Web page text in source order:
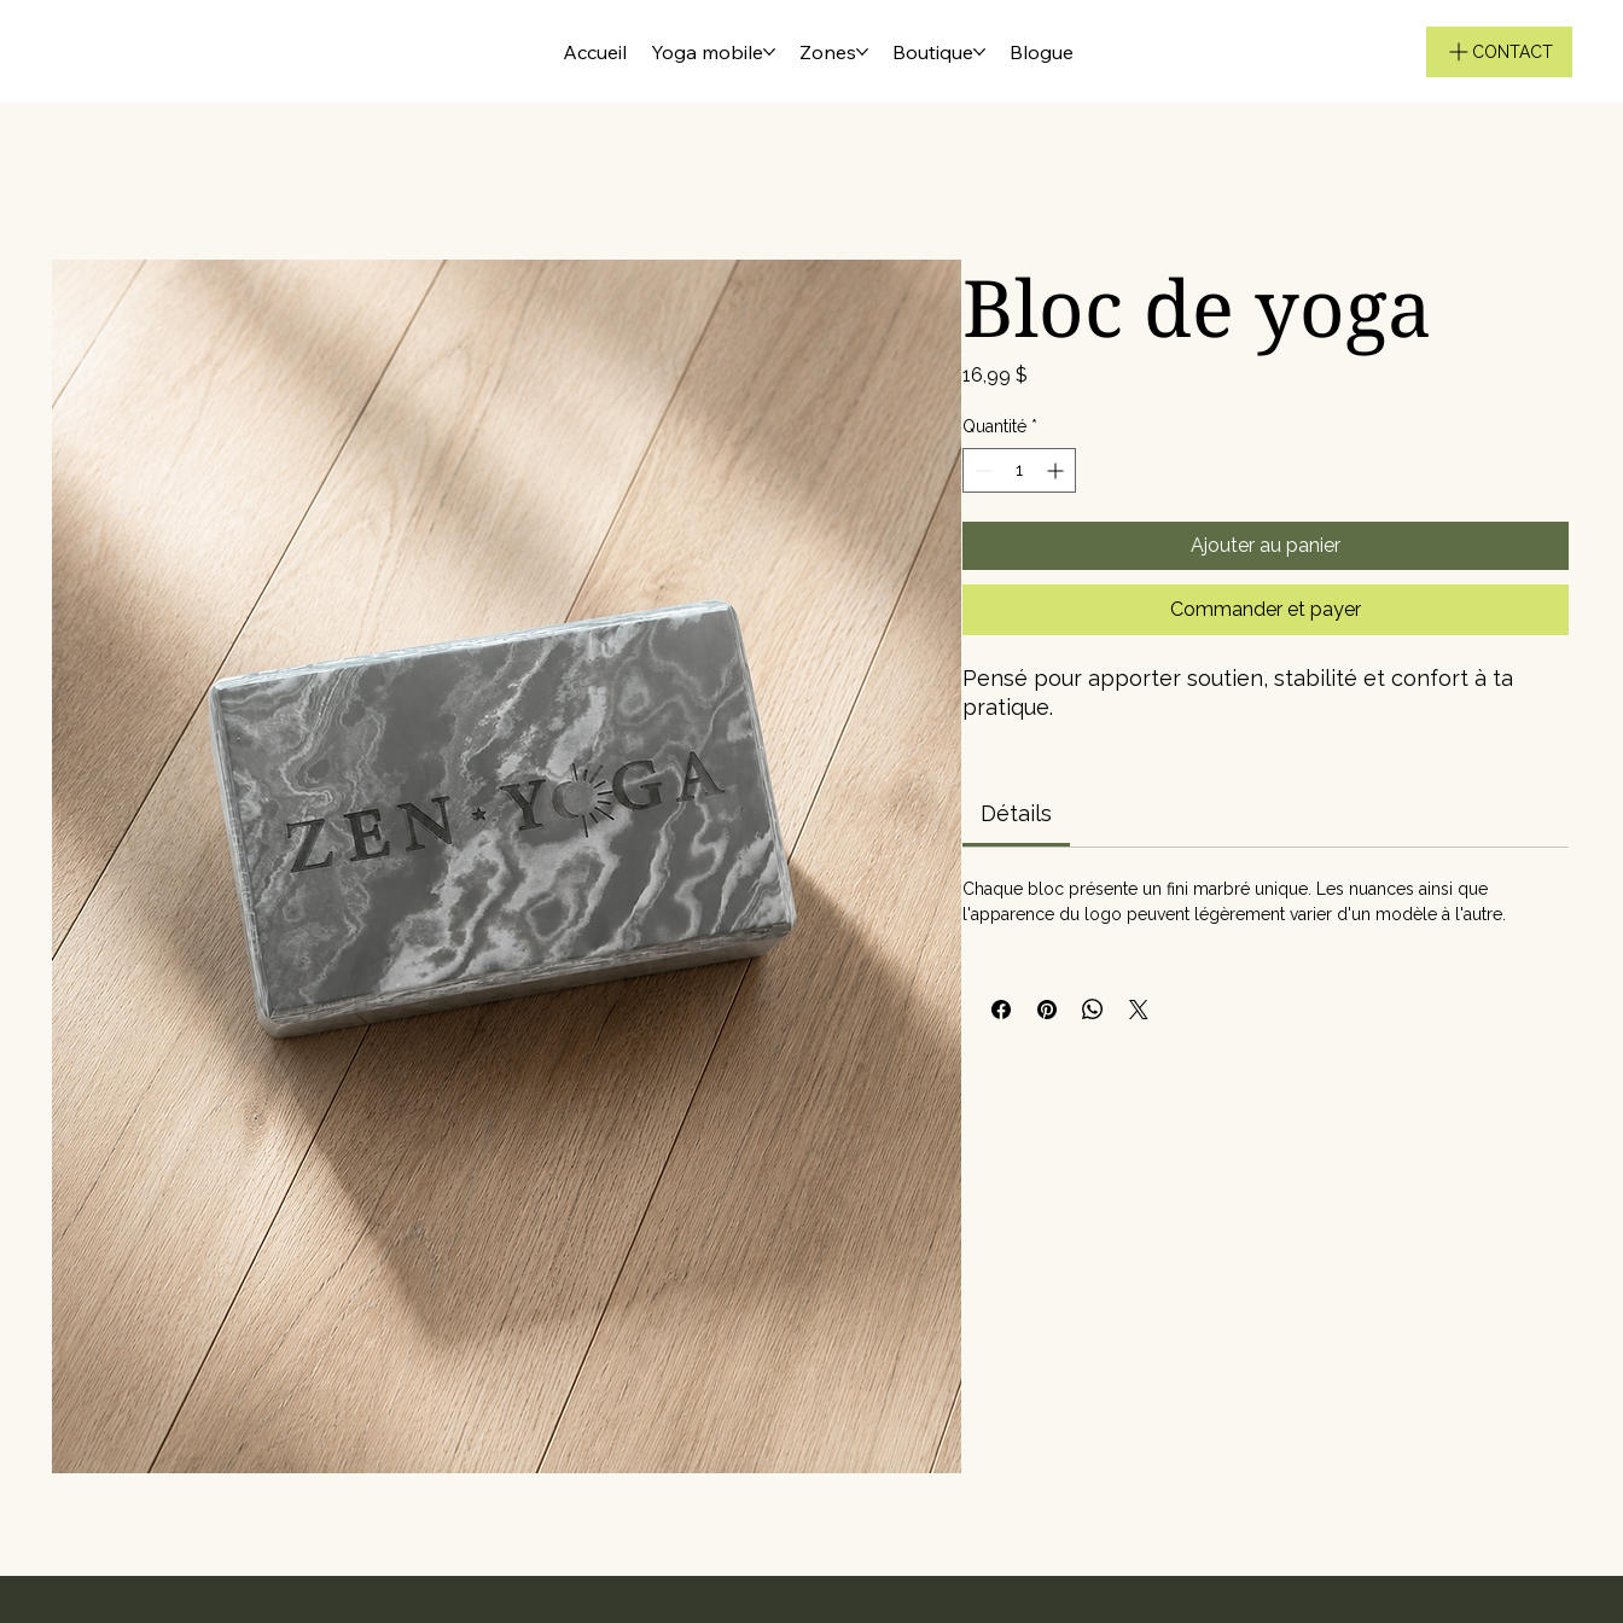
Accueil Yoga mobile Zones Boutique Blogue CONTACT
Bloc de yoga
16,99 $Prix
Quantité *
Ajouter au panier
Commander et payer
Pensé pour apporter soutien, stabilité et confort à ta
pratique.
Sa finition marbrée s'agence parfaitement au tapis Zen
Yoga.
Soutien et stabilité
Dimension 3"x 6"x 9'"
Détails
Chaque bloc présente un fini marbré unique. Les nuances ainsi que
l'apparence du logo peuvent légèrement varier d'un modèle à l'autre.